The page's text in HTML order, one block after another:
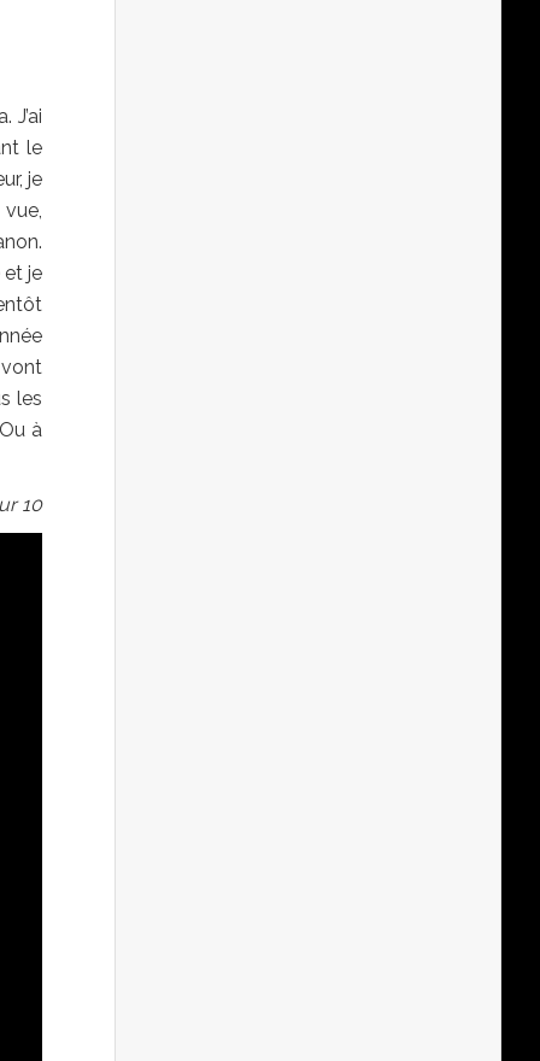
J’ai
le
je
et je
les
à
10